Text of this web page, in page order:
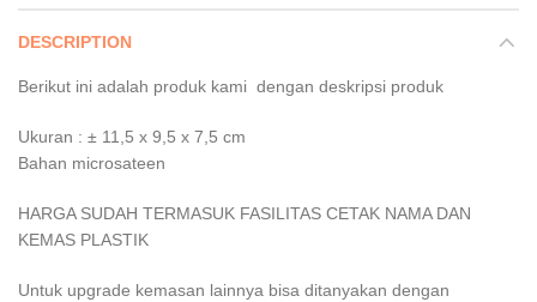
DESCRIPTION
Berikut ini adalah produk kami dengan deskripsi produk
Ukuran : ± 11,5 x 9,5 x 7,5 cm
Bahan microsateen
HARGA SUDAH TERMASUK FASILITAS CETAK NAMA DAN
KEMAS PLASTIK
Untuk upgrade kemasan lainnya bisa ditanyakan dengan